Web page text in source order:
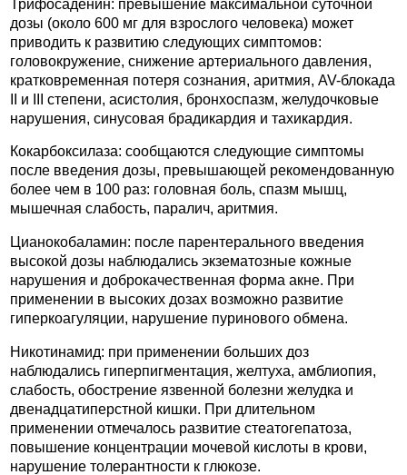
Трифосаденин: превышение максимальной суточной
дозы (около 600 мг для взрослого человека) может
приводить к развитию следующих симптомов:
головокружение, снижение артериального давления,
кратковременная потеря сознания, аритмия, AV-блокада
II и III степени, асистолия, бронхоспазм, желудочковые
нарушения, синусовая брадикардия и тахикардия.
Кокарбоксилаза: сообщаются следующие симптомы
после введения дозы, превышающей рекомендованную
более чем в 100 раз: головная боль, спазм мышц,
мышечная слабость, паралич, аритмия.
Цианокобаламин: после парентерального введения
высокой дозы наблюдались экзематозные кожные
нарушения и доброкачественная форма акне. При
применении в высоких дозах возможно развитие
гиперкоагуляции, нарушение пуринового обмена.
Никотинамид: при применении больших доз
наблюдались гиперпигментация, желтуха, амблиопия,
слабость, обострение язвенной болезни желудка и
двенадцатиперстной кишки. При длительном
применении отмечалось развитие стеатогепатоза,
повышение концентрации мочевой кислоты в крови,
нарушение толерантности к глюкозе.